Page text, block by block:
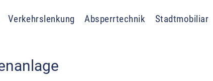
Verkehrslenkung Absperrtechnik Stadtmobiliar